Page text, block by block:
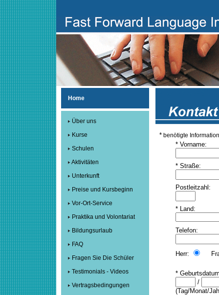
Home
Über uns
Kurse
Schulen
Aktivitäten
Unterkunft
Preise und Kursbeginn
Vor-Ort-Service
Praktika und Volontariat
Bildungsurlaub
FAQ
Fragen Sie Die Schüler
Testimonials - Videos
Vertragsbedingungen
* benötigte
* Vorname:
* Straße:
Postleitzahl:
* Land:
Telefon:
Herr:
*
/
(Tag/Monat/